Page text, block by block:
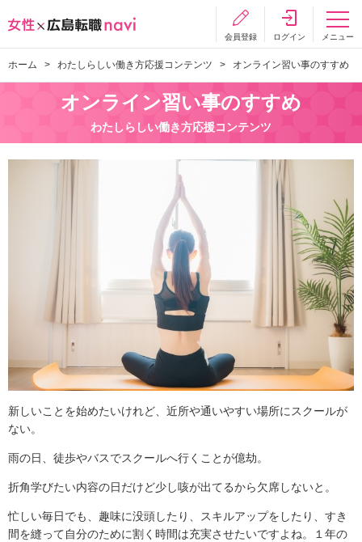
会員登録 ログイン メニュー
ホーム わたしらしい働き方応援コンテンツ オンライン習い事のすすめ
オンライン習い事のすすめ
わたしらしい働き方応援コンテンツ
新しいことを始めたいけれど、近所や通いやすい場所にスクールが
ない。
雨の日、徒歩やバスでスクールへ行くことが億劫。
折角学びたい内容の日だけど少し咳が出てるから欠席しないと。
忙しい毎日でも、趣味に没頭したり、スキルアップをしたり、すき
間を縫って自分のために割く時間は充実させたいですよね。１年の